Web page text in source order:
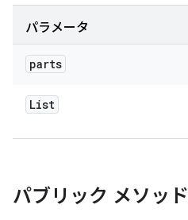
パラメータ
parts
List
パブリック メソッド